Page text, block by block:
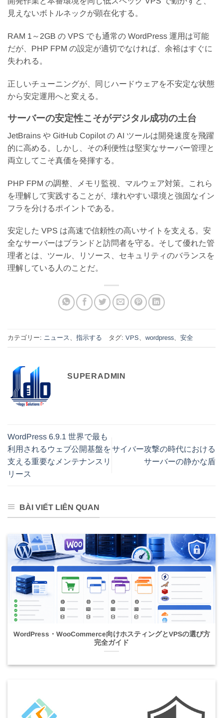
見えないボトルネックが顕在化する。
RAM 1～2GB の VPS でも通常の WordPress 運用は可能
だが、PHP FPM の設定が適切でなければ、余裕はすぐに
失われる。
正しいチューニングが、同じハードウェアを不安定な状態
から安定運用へと変える。
サーバーの安定性こそがデジタル成功の土台
JetBrains や GitHub Copilot の AI ツールは開発速度を飛躍
的に高める。しかし、その利便性は堅実なサーバー管理と
両立してこそ真価を発揮する。
PHP FPM の調整、メモリ監視、マルウェア対策。これら
を理解して実践することが、壊れやすい環境と強固なイン
フラを分けるポイントである。
安定した VPS は高速で信頼性の高いサイトを支える。安
全なサーバーはブランドと訪問者を守る。そして優れた管
理者とは、ツール、リソース、セキュリティのバランスを
理解している人のことだ。
カテゴリー: ニュース 指示する タグ: VPS wordpress 安全
SUPERADMIN
WordPress 6.9.1 世界で最も
利用されるウェブ公開基盤を
支える重要なメンテナンスリ
リース
サイバー攻撃の時代における
サーバーの静かな盾
BÀI VIẾT LIÊN QUAN
WordPress・WooCommerce向けホスティングとVPSの選び方
完全ガイド